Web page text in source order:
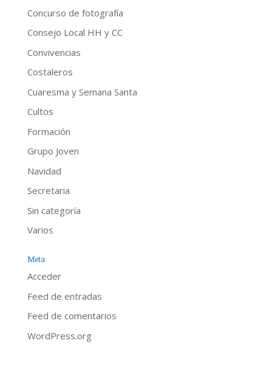
Concurso de fotografía
Consejo Local HH y CC
Convivencias
Costaleros
Cuaresma y Semana Santa
Cultos
Formación
Grupo Joven
Navidad
Secretaria
Sin categoría
Varios
Meta
Acceder
Feed de entradas
Feed de comentarios
WordPress.org